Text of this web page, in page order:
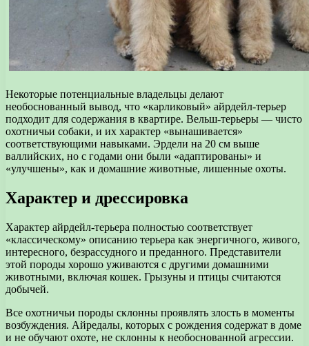
Некоторые потенциальные владельцы делают
необоснованный вывод, что «карликовый» айрдейл-терьер
подходит для содержания в квартире. Вельш-терьеры — чисто
охотничьи собаки, и их характер «вынашивается»
соответствующими навыками. Эрдели на 20 см выше
валлийских, но с годами они были «адаптированы» и
«улучшены», как и домашние животные, лишенные охоты.
Характер и дрессировка
Характер айрдейл-терьера полностью соответствует
«классическому» описанию терьера как энергичного, живого,
интересного, безрассудного и преданного. Представители
этой породы хорошо уживаются с другими домашними
животными, включая кошек. Грызуны и птицы считаются
добычей.
Все охотничьи породы склонны проявлять злость в моменты
возбуждения. Айредалы, которых с рождения содержат в доме
и не обучают охоте, не склонны к необоснованной агрессии.